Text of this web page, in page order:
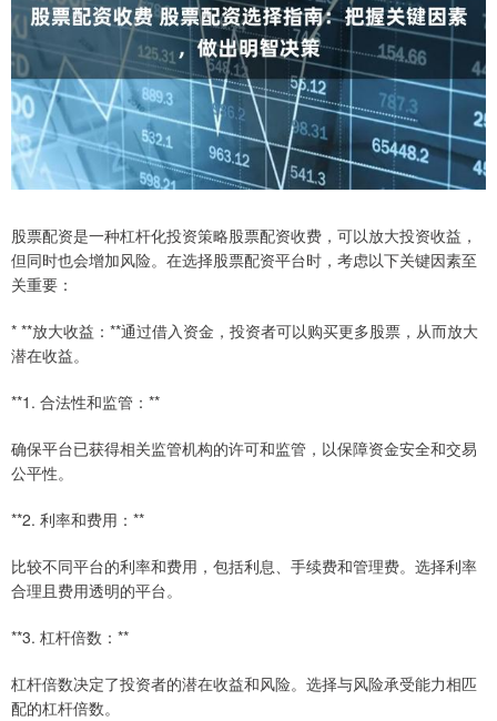
股票配资是一种杠杆化投资策略股票配资收费，可以放大投资收益，
但同时也会增加风险。在选择股票配资平台时，考虑以下关键因素至
关重要：
* **放大收益：**通过借入资金，投资者可以购买更多股票，从而放大
潜在收益。
**1. 合法性和监管：**
确保平台已获得相关监管机构的许可和监管，以保障资金安全和交易
公平性。
**2. 利率和费用：**
比较不同平台的利率和费用，包括利息、手续费和管理费。选择利率
合理且费用透明的平台。
**3. 杠杆倍数：**
杠杆倍数决定了投资者的潜在收益和风险。选择与风险承受能力相匹
配的杠杆倍数。